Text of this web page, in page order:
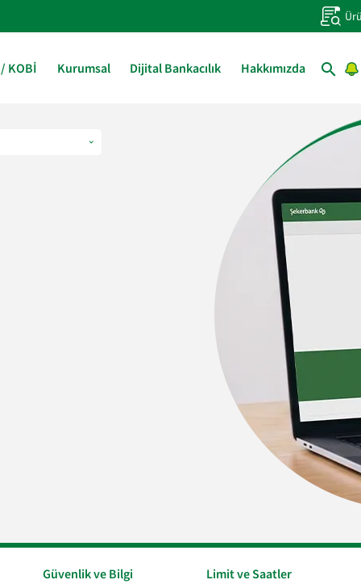
KOBİ Kurumsal Dijital Bankacılık Hakkımızda
Güvenlik ve Bilgi Limit ve Saatler